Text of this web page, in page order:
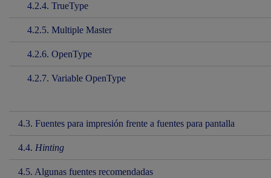
4.2.4. TrueType
4.2.5. Multiple Master
4.2.6. OpenType
4.2.7. Variable OpenType
4.3. Fuentes para impresión frente a fuentes para pantalla
4.4. Hinting
4.5. Algunas fuentes recomendadas